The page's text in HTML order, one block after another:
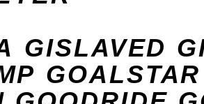
GISLAVED
GOALSTAR